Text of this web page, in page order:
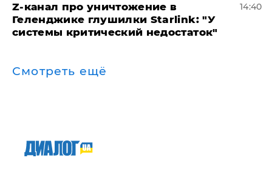
Z-канал про уничтожение в
Геленджике глушилки Starlink: "У
системы критический недостаток"
14:40
Смотреть ещё